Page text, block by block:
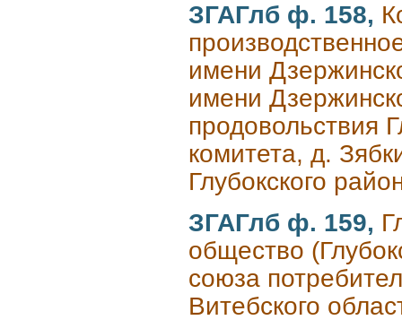
ЗГАГлб ф. 158,
имени
имени
продовольствия
комитета, д.
Глубокского
ЗГАГлб ф. 159,
общество
союза
Витебского